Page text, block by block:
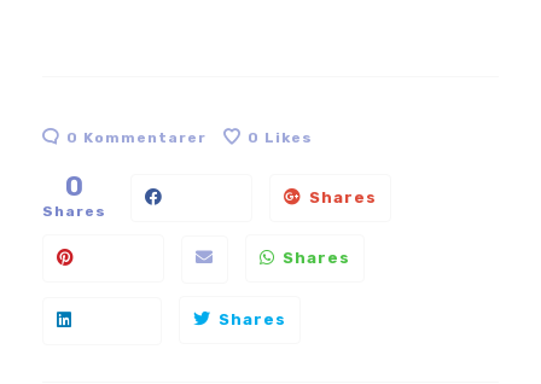
0 Kommentarer 0 Likes
0
Shares
Shares
Shares
Shares